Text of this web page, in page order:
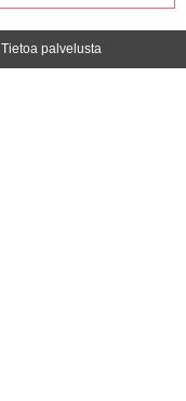
Tietoa palvelusta